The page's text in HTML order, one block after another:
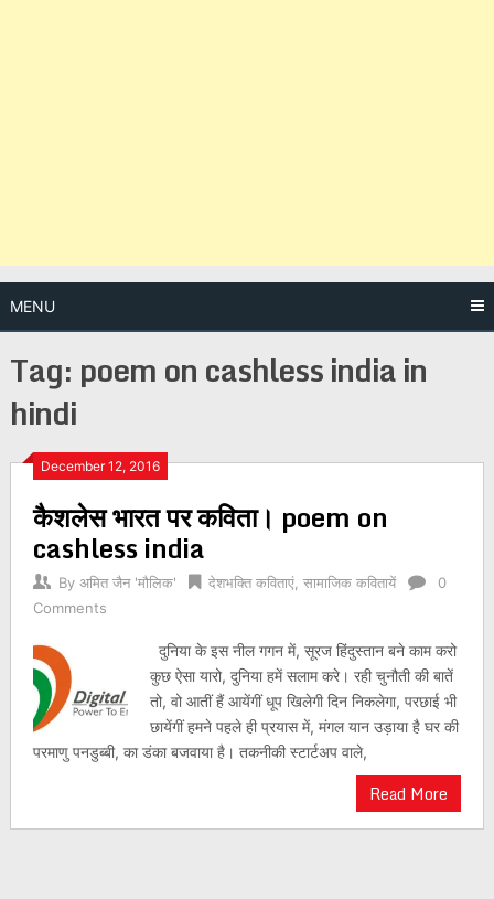
MENU
Tag: poem on cashless india in
hindi
December 12, 2016
कैशलेस भारत पर कविता। poem on
cashless india
By अमित जैन 'मौलिक' देशभक्ति कविताएं, सामाजिक कवितायें
0
Comments
दुनिया के इस नील गगन में, सूरज हिंदुस्तान बने काम करो
कुछ ऐसा यारो, दुनिया हमें सलाम करे। रही चुनौती की बातें
तो, वो आतीं हैं आयेंगीं धूप खिलेगी दिन निकलेगा, परछाई भी
छायेंगीं हमने पहले ही प्रयास में, मंगल यान उड़ाया है घर की
परमाणु पनडुब्बी, का डंका बजवाया है। तकनीकी स्टार्टअप वाले,
Read More
Posts
navigation